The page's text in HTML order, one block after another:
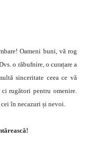
Oameni buni, vă rog
o răbufnire, o curațare a
sinceritate ceea ce vă
rugători pentru omenire.
cei în necazuri și nevoi.